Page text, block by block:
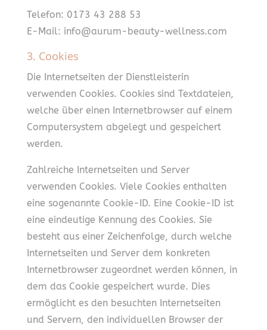
Telefon: 0173 43 288 53
E-Mail: info@aurum-beauty-wellness.com
3. Cookies
Die Internetseiten der Dienstleisterin
verwenden Cookies. Cookies sind Textdateien,
welche über einen Internetbrowser auf einem
Computersystem abgelegt und gespeichert
werden.
Zahlreiche Internetseiten und Server
verwenden Cookies. Viele Cookies enthalten
eine sogenannte Cookie-ID. Eine Cookie-ID ist
eine eindeutige Kennung des Cookies. Sie
besteht aus einer Zeichenfolge, durch welche
Internetseiten und Server dem konkreten
Internetbrowser zugeordnet werden können, in
dem das Cookie gespeichert wurde. Dies
ermöglicht es den besuchten Internetseiten
und Servern, den individuellen Browser der